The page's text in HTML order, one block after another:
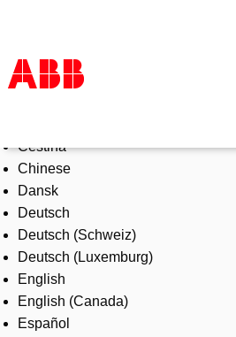
Products & Solutions
Industries
Services
About us
Where to buy
Contact us
Careers
Čeština
Chinese
Dansk
Deutsch
Deutsch (Schweiz)
Deutsch (Luxemburg)
English
English (Canada)
Español